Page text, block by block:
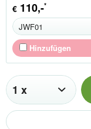
€ 110,-*
Hinzufügen